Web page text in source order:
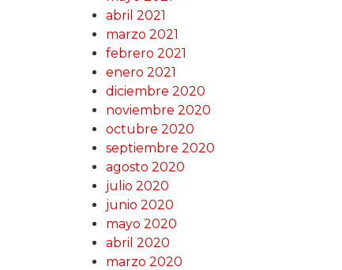
abril 2021
marzo 2021
febrero 2021
enero 2021
diciembre 2020
noviembre 2020
octubre 2020
septiembre 2020
agosto 2020
julio 2020
junio 2020
mayo 2020
abril 2020
marzo 2020